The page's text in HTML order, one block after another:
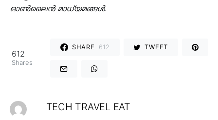
ഓൺലൈൻ മാധ്യമങ്ങൾ.
612
Shares
SHARE 612 TWEET
TECH TRAVEL EAT